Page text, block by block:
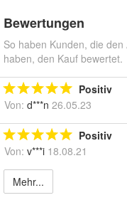
Bewertungen
So haben Kunden, die
haben, den Kauf bewertet.
Positiv
Von: d***n 26.05.23
Positiv
Von: v***i 18.08.21
Mehr...